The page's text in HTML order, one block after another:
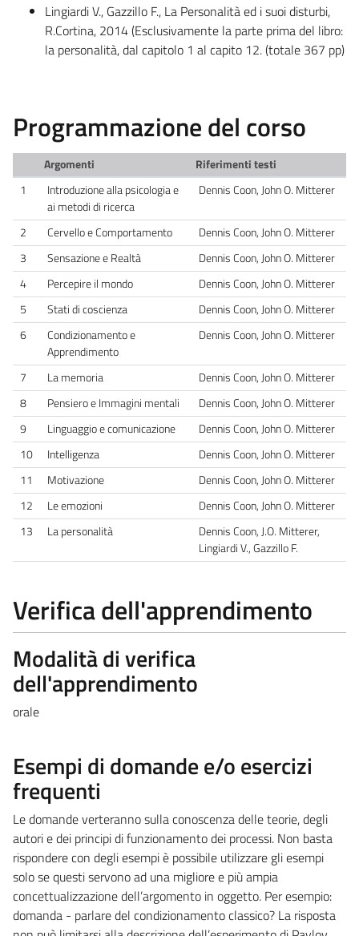
Lingiardi V., Gazzillo F., La Personalità ed i suoi disturbi,
R.Cortina, 2014 (Esclusivamente la parte prima del libro:
la personalità, dal capitolo 1 al capito 12. (totale 367 pp)
Programmazione del corso
Argomenti
Riferimenti testi
1
Introduzione alla psicologia e
ai metodi di ricerca
Dennis Coon, John O. Mitterer
2 Cervello e Comportamento
Dennis Coon, John O. Mitterer
3
Sensazione e Realtà
Dennis Coon, John O. Mitterer
4
Percepire il mondo
Dennis Coon, John O. Mitterer
5
Stati di coscienza
Dennis Coon, John O. Mitterer
6
Condizionamento e
Apprendimento
Dennis Coon, John O. Mitterer
7 La memoria
Dennis Coon, John O. Mitterer
8
Pensiero e Immagini mentali
Dennis Coon, John O. Mitterer
9
Linguaggio e comunicazione
Dennis Coon, John O. Mitterer
10
Intelligenza
Dennis Coon, John O. Mitterer
11
Motivazione
Dennis Coon, John O. Mitterer
12
Le emozioni
Dennis Coon, John O. Mitterer
13
La personalità
Dennis Coon, J.O. Mitterer,
Lingiardi V., Gazzillo F.
Verifica dell'apprendimento
Modalità di verifica
dell'apprendimento
orale
Esempi di domande e/o esercizi
frequenti
Le domande verteranno sulla conoscenza delle teorie, degli
autori e dei principi di funzionamento dei processi. Non basta
rispondere con degli esempi è possibile utilizzare gli esempi
solo se questi servono ad una migliore e più ampia
concettualizzazione dell’argomento in oggetto. Per esempio:
domanda - parlare del condizionamento classico? La risposta